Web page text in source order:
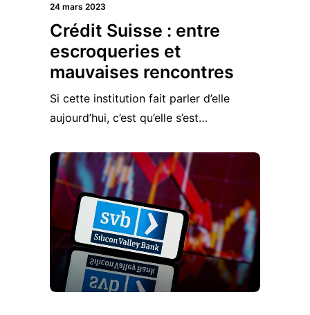
24 mars 2023
Crédit Suisse : entre
escroqueries et
mauvaises rencontres
Si cette institution fait parler d’elle
aujourd’hui, c’est qu’elle s’est…